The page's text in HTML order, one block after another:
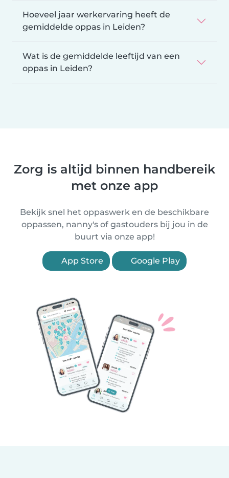
Hoeveel jaar werkervaring heeft de
gemiddelde oppas in Leiden?
Wat is de gemiddelde leeftijd van een
oppas in Leiden?
Zorg is altijd binnen handbereik
met onze app
Bekijk snel het oppaswerk en de beschikbare
oppassen, nanny's of gastouders bij jou in de
buurt via onze app!
App Store Google Play